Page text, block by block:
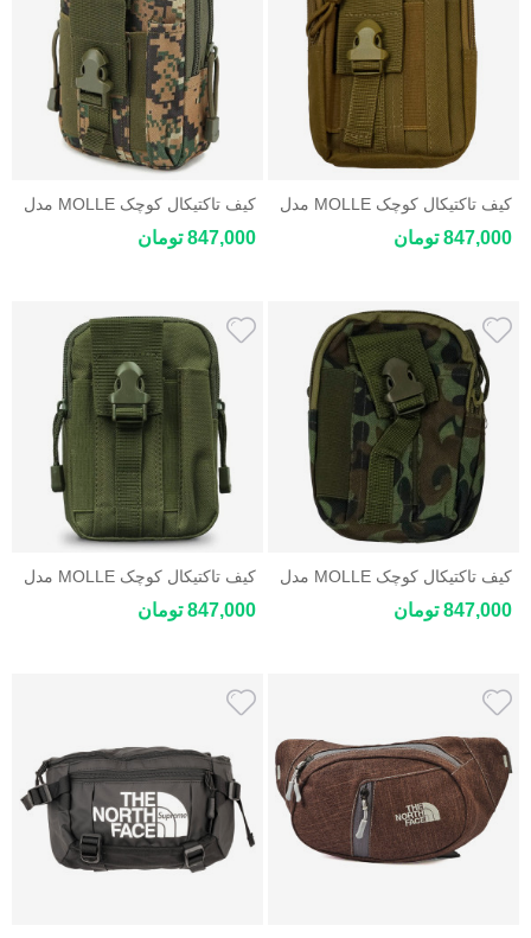
کیف تاکتیکال کوچک MOLLE مدل
ZhaoCo
847,000 تومان
کیف تاکتیکال کوچک MOLLE مدل
ZhaoCo
847,000 تومان
کیف تاکتیکال کوچک MOLLE مدل
ZhaoCo
847,000 تومان
کیف تاکتیکال کوچک MOLLE مدل
ZhaoCo
847,000 تومان